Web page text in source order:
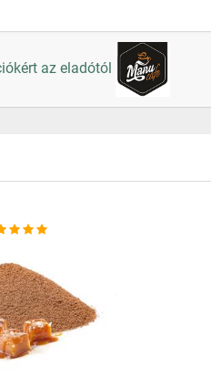
az eladótól